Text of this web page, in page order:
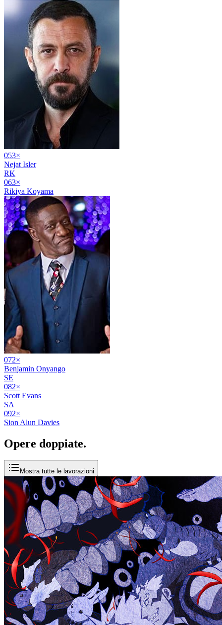
053×
Nejat Isler
RK
063×
Rikiya Koyama
072×
Benjamin Onyango
SE
082×
Scott Evans
SA
092×
Sion Alun Davies
Opere doppiate.
Mostra tutte le lavorazioni